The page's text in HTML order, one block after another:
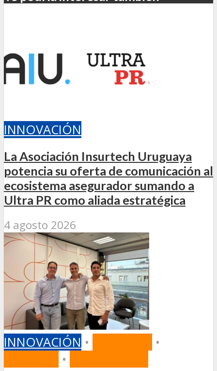
INNOVACIÓN
La Asociación Insurtech Uruguaya
potencia su oferta de comunicación al
ecosistema asegurador sumando a
Ultra PR como aliada estratégica
4 agosto 2026
INNOVACIÓN •
•
•